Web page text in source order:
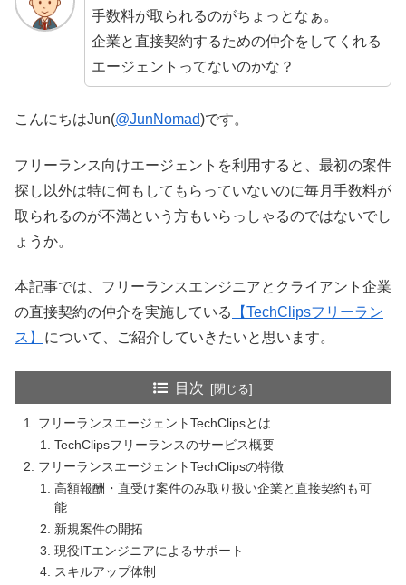
手数料が取られるのがちょっとなぁ。
企業と直接契約するための仲介をしてくれる
エージェントってないのかな？
こんにちはJun(@JunNomad)です。
フリーランス向けエージェントを利用すると、最初の案件
探し以外は特に何もしてもらっていないのに毎月手数料が
取られるのが不満という方もいらっしゃるのではないでし
ょうか。
本記事では、フリーランスエンジニアとクライアント企業
の直接契約の仲介を実施している
【TechClipsフリーラン
ス】
について、ご紹介していきたいと思います。
目次
フリーランスエージェントTechClipsとは
TechClipsフリーランスのサービス概要
フリーランスエージェントTechClipsの特徴
高額報酬・直受け案件のみ取り扱い企業と直接契約も可
能
新規案件の開拓
現役ITエンジニアによるサポート
スキルアップ体制